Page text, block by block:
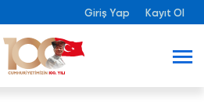
Giriş Yap Kayıt Ol